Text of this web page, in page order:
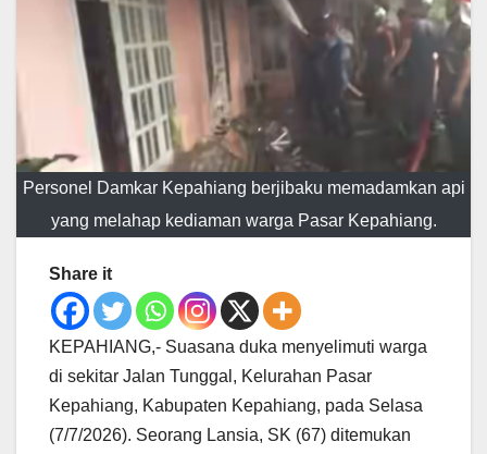
Personel Damkar Kepahiang berjibaku memadamkan api
yang melahap kediaman warga Pasar Kepahiang.
Share it
KEPAHIANG,- Suasana duka menyelimuti warga
di sekitar Jalan Tunggal, Kelurahan Pasar
Kepahiang, Kabupaten Kepahiang, pada Selasa
(7/7/2026). Seorang Lansia, SK (67) ditemukan